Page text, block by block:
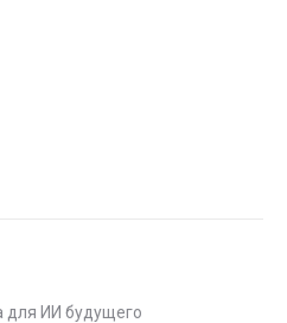
для ИИ будущего